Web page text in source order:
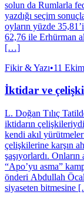
solun da Rumlarla
yazdığı seçim
oyların yüzde
62,76 ile Erhürman
[…]
Fikir & Yazı•11
İktidar ve çelişki
L. Doğan Tılıç
iktidarın
kendi akıl
çelişkilerine karşın
şaşıyorlardı.
“Apo’yu asma”
önderi Abdullah
siyaseten bitmesine